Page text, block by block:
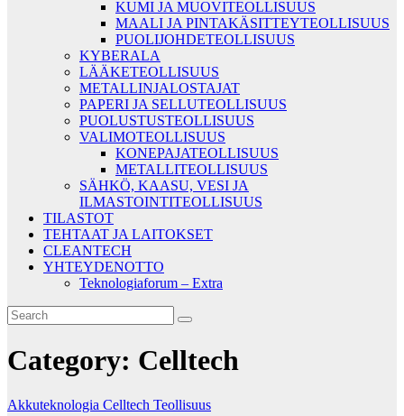
KUMI JA MUOVITEOLLISUUS
MAALI JA PINTAKÄSITTEYTEOLLISUUS
PUOLIJOHDETEOLLISUUS
KYBERALA
LÄÄKETEOLLISUUS
METALLINJALOSTAJAT
PAPERI JA SELLUTEOLLISUUS
PUOLUSTUSTEOLLISUUS
VALIMOTEOLLISUUS
KONEPAJATEOLLISUUS
METALLITEOLLISUUS
SÄHKÖ, KAASU, VESI JA
ILMASTOINTITEOLLISUUS
TILASTOT
TEHTAAT JA LAITOKSET
CLEANTECH
YHTEYDENOTTO
Teknologiaforum – Extra
Category: Celltech
Akkuteknologia Celltech Teollisuus